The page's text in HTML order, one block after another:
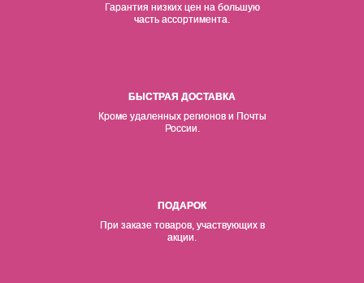
Гарантия низких цен на большую
часть ассортимента.
БЫСТРАЯ ДОСТАВКА
Кроме удаленных регионов и Почты
России.
ПОДАРОК
При заказе товаров, участвующих в
акции.